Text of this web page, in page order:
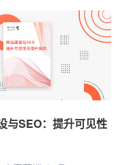
与SEO：提升可见性